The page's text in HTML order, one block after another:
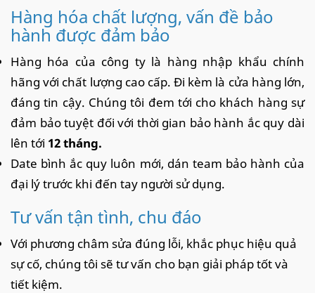
Hàng hóa chất lượng, vấn đề bảo
hành được đảm bảo
Hàng hóa của công ty là hàng nhập khẩu chính
hãng với chất lượng cao cấp. Đi kèm là cửa hàng lớn,
đáng tin cậy. Chúng tôi đem tới cho khách hàng sự
đảm bảo tuyệt đối với thời gian bảo hành ắc quy dài
lên tới 12 tháng.
Date bình ắc quy luôn mới, dán team bảo hành của
đại lý trước khi đến tay người sử dụng.
Tư vấn tận tình, chu đáo
Với phương châm sửa đúng lỗi, khắc phục hiệu quả
sự cố, chúng tôi sẽ tư vấn cho bạn giải pháp tốt và
tiết kiệm.